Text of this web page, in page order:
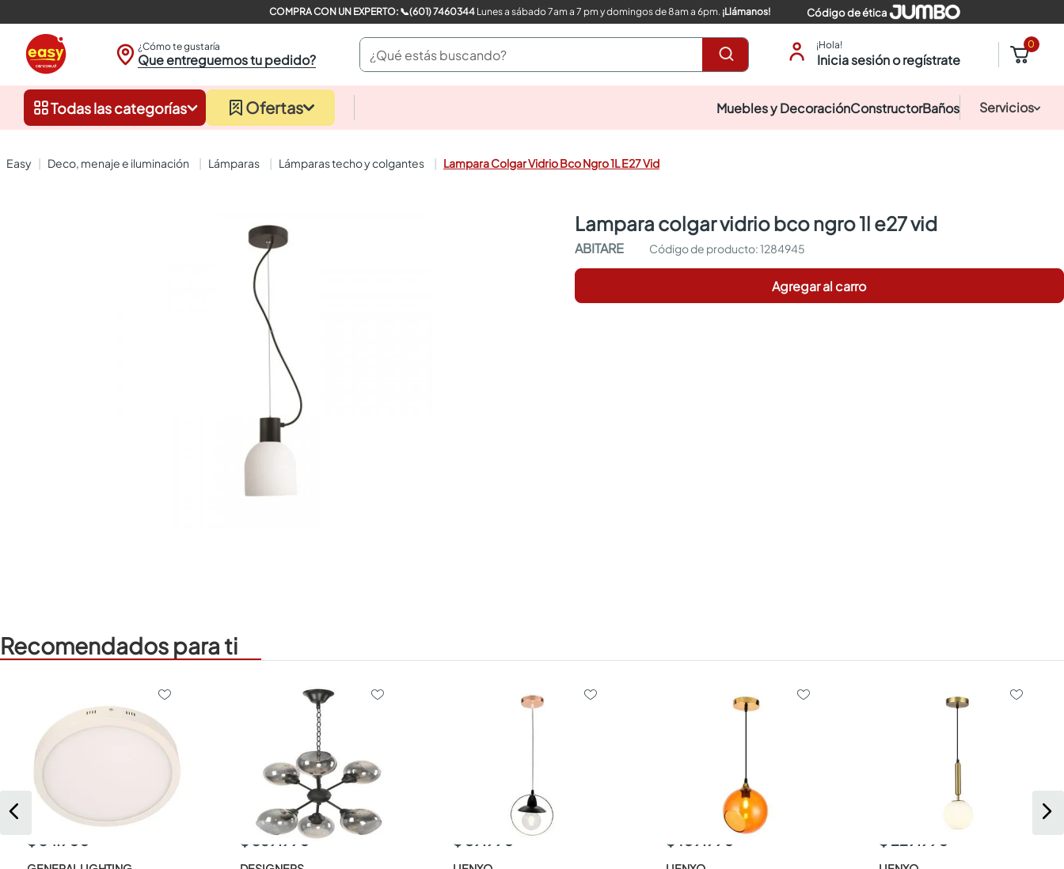
COMPRA CON UN EXPERTO: 📞(601) 7460344Lunes a sábado 7am a 7 pm y domingos de 8am a 6pm. ¡Llámanos! Código de ética
¿Cómo te gustaría
Que entreguemos tu pedido?
¿Qué estás buscando? ¡Hola!
Inicia sesión o regístrate
0
Todas las categorías Ofertas Muebles y DecoraciónConstructorBaños Servicios
deco, menaje e iluminación lámparas lámparas techo y colgantes Lampara Colgar Vidrio Bco Ngro 1L E27 Vid
lampara colgar vidrio bco ngro 1l e27 vid
ABITARE :1284945
Agregar al carro
Recomendados para ti
$ 34.900 $ 369.990 $ 89.990 $ 109.990 $ 229.990
closet
sanitarios